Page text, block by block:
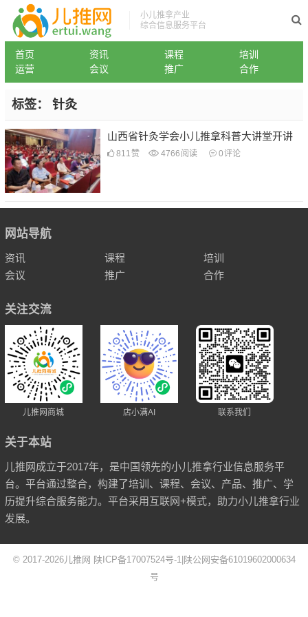
小儿推拿产业
综合信息服务平台
首页 资讯 课程
培训
运营
会议 推广 合作
标签： 针灸
山西省针灸学会小儿推拿科普大讲堂开讲
811 赞 4766 阅读 0评论
网站导航
资讯 课程
培训
会议
推广 合作
关注交流
儿推网商城 店小满AI 联系我们
关于本站
儿推网成立于2017年，是中国领先的小儿推拿行业信息服务平
台。平台通过整合，构建了培训、课程、会议、产品、推广、学
历提升综合服务能力。平台采用互联网+模式，助力小儿推拿行业
发展。
© 2017-2026儿推网 陕ICP备17007524号-1 |陕公网安备61019602000634
号